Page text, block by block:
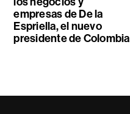
empresas de De la
Espriella, el nuevo
presidente de Colombia